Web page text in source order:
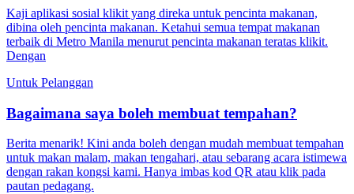
Kaji aplikasi sosial klikit yang direka untuk pencinta makanan,
dibina oleh pencinta makanan. Ketahui semua tempat makanan
terbaik di Metro Manila menurut pencinta makanan teratas klikit.
Dengan
Untuk Pelanggan
Bagaimana saya boleh membuat tempahan?
Berita menarik! Kini anda boleh dengan mudah membuat tempahan
untuk makan malam, makan tengahari, atau sebarang acara istimewa
dengan rakan kongsi kami. Hanya imbas kod QR atau klik pada
pautan pedagang.